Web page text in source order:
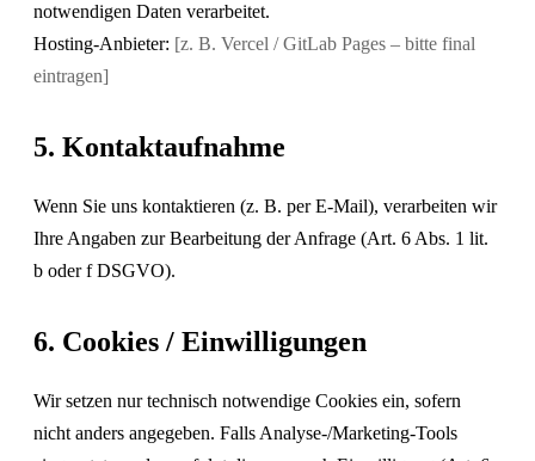
notwendigen Daten verarbeitet.
Hosting-Anbieter: [z. B. Vercel / GitLab Pages – bitte final
eintragen]
5. Kontaktaufnahme
Wenn Sie uns kontaktieren (z. B. per E-Mail), verarbeiten wir
Ihre Angaben zur Bearbeitung der Anfrage (Art. 6 Abs. 1 lit.
b oder f DSGVO).
6. Cookies / Einwilligungen
Wir setzen nur technisch notwendige Cookies ein, sofern
nicht anders angegeben. Falls Analyse-/Marketing-Tools